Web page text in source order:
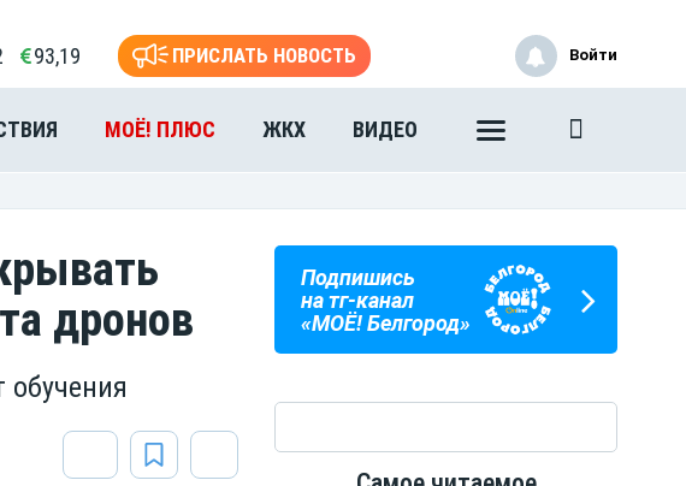
93,19 ПРИСЛАТЬ НОВОСТЬ
МОЁ! ПЛЮС ЖКХ ВИДЕО
Войти
дронов
Подпишись
на тг-канал
«МОЁ! Белгород»
ГОРОСКОП
НА КАЖДЫЙ ДЕНЬ
ПОГОДА
В БЕЛГОРОДЕ